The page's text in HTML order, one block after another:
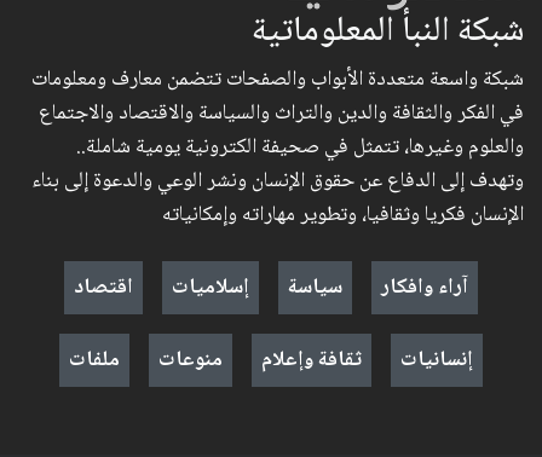
شبكة النبأ المعلوماتية
شبكة واسعة متعددة الأبواب والصفحات تتضمن معارف ومعلومات
في الفكر والثقافة والدين والتراث والسياسة والاقتصاد والاجتماع
والعلوم وغيرها، تتمثل في صحيفة الكترونية يومية شاملة..
وتهدف إلى الدفاع عن حقوق الإنسان ونشر الوعي والدعوة إلى بناء
الإنسان فكريا وثقافيا، وتطوير مهاراته وإمكانياته
آراء وافكار
سياسة إسلاميات
اقتصاد
إنسانيات
ثقافة وإعلام منوعات ملفات